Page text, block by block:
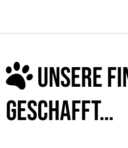
UNSERE
GESCHAFFT…